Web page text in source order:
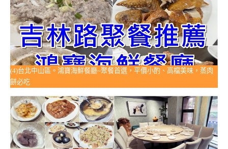
(4)台北中山區。鴻寶海鮮餐廳~聚餐首選，平價小酌、高檔美味，蒸肉
餅必吃